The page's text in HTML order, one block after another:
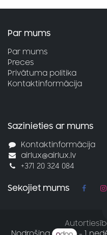
Par mums
Par mums
Preces
Privātuma politika
Kontaktinformācija
Sazinieties ar mums
Kontaktinformācija
airlux@airlux.lv
+371 20 324 084
Sekojiet mums